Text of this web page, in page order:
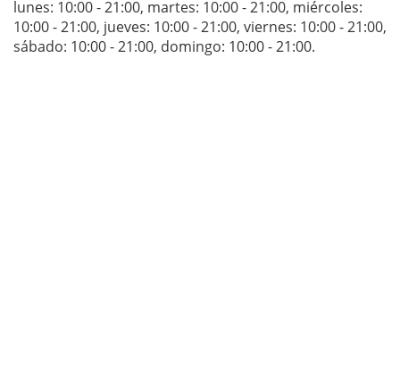
lunes: 10:00 - 21:00, martes: 10:00 - 21:00, miércoles:
10:00 - 21:00, jueves: 10:00 - 21:00, viernes: 10:00 - 21:00,
sábado: 10:00 - 21:00, domingo: 10:00 - 21:00.